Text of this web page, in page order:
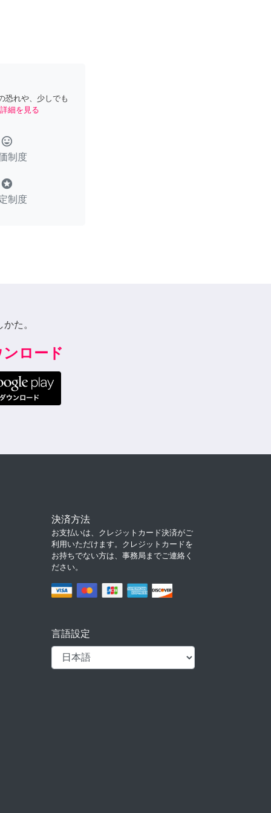
恐れや、少しでも
詳細を見る
tag_faces
制度
stars
制度
た。
ロード
決済方法
お支払いは、クレジットカード決済がご
利用いただけます。クレジットカードを
お持ちでない方は、事務局までご連絡く
ださい。
言語設定